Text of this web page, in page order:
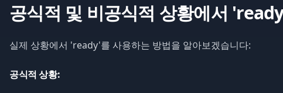
공식적 및 비공식적 상황에서
실제 상황에서 'ready'를 사용하는 방법을 알아보겠습니다:
공식적 상황: